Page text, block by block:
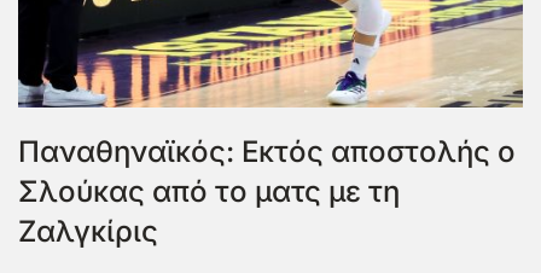
Παναθηναϊκός: Εκτός αποστολής ο
Σλούκας από το ματς με τη
Ζαλγκίρις